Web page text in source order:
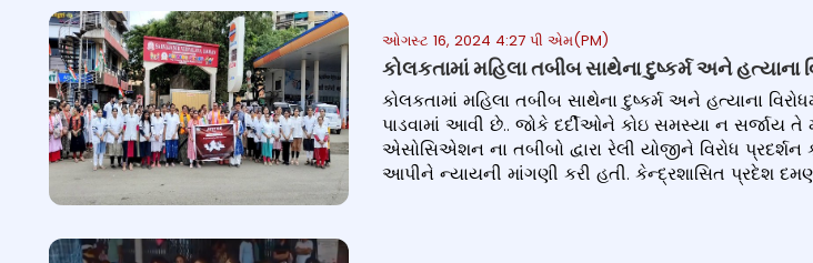
ઓગસ્ટ 16, 2024 4:27 પી એમ(PM)
કોલકતામાં મહિલા તબીબ સાથેના દુષ્કર્મ અને
કોલકતામાં મહિલા તબીબ સાથેના દુષ્કર્મ અને હત્યાના
પાડવામાં આવી છે.. જોકે દર્દીઓને કોઇ સમસ્યા ન સર્જાય
એસોસિએશન ના તબીબો દ્વારા રેલી યોજીને વિરોધ
આપીને ન્યાયની માંગણી કરી હતી. કેન્દ્રશાસિત પ્રદેશ